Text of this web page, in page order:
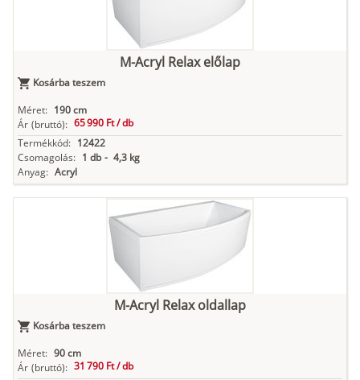
M-Acryl Relax előlap
Kosárba teszem
Méret: 190 cm
Ár (bruttó): 65 990 Ft /db
Termékkód: 12422
Csomagolás: 1 db - 4,3 kg
Anyag: Acryl
M-Acryl Relax oldallap
Kosárba teszem
Méret: 90 cm
Ár (bruttó): 31 790 Ft /db